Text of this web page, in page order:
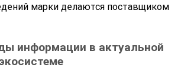
марки делаются поставщиком
информации в актуальной